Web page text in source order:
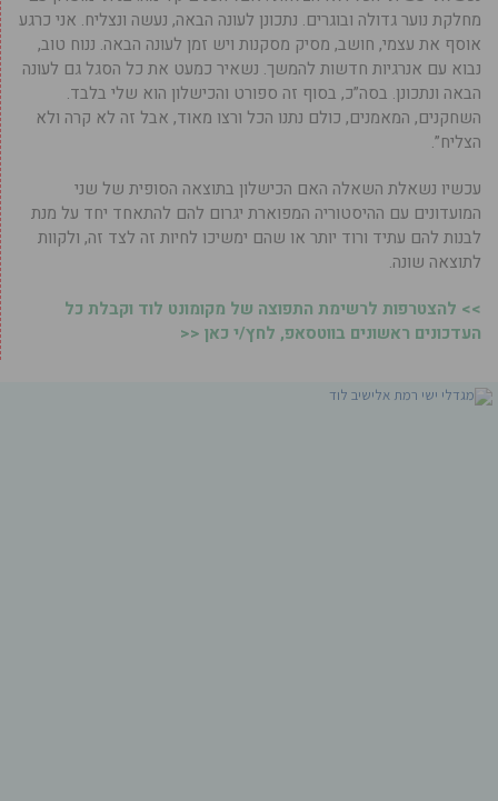
מחלקת נוער גדולה ובוגרים. נתכונן לעונה הבאה, נעשה ונצליח. אני כרגע
אוסף את עצמי, חושב, מסיק מסקנות ויש זמן לעונה הבאה. ננוח טוב,
נבוא עם אנרגיות חדשות להמשך. נשאיר כמעט את כל הסגל גם לעונה
הבאה ונתכונן. בסה”כ, בסוף זה ספורט והכישלון הוא שלי בלבד.
השחקנים, המאמנים, כולם נתנו הכל ורצו מאוד, אבל זה לא קרה ולא
הצליח”.
עכשיו נשאלת השאלה האם הכישלון בתוצאה הסופית של שני
המועדונים עם ההיסטוריה המפוארת יגרום להם להתאחד יחד על מנת
לבנות להם עתיד ורוד יותר או שהם ימשיכו לחיות זה לצד זה, ולקוות
לתוצאה שונה.
>> להצטרפות לרשימת התפוצה של מקומונט לוד וקבלת כל
העדכונים ראשונים בווטסאפ, לחץ/י כאן <<